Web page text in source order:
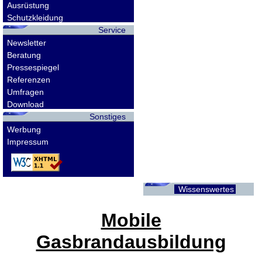
Ausrüstung
Schutzkleidung
Service
Newsletter
Beratung
Pressespiegel
Referenzen
Umfragen
Download
Sonstiges
Werbung
Impressum
Wissenswertes
Mobile
Gasbrandausbildung